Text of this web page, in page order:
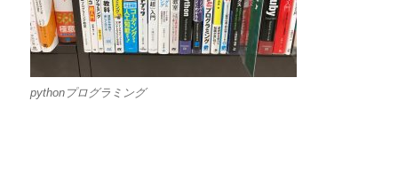
pythonプログラミング